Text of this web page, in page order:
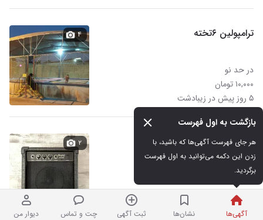
آگهی‌ها
بازگشت به اول فهرست
برگردید.
نشان‌ها ثبت آگهی چت و تماس دیوار من
ترامپولین ۶تخته
در حد نو
۱۰,۰۰۰ تومان
۵ روز پیش در زیبادشت
۴
آمپ گیتار الکتریک ۱۰ وات
کارکرده
۱۹,۰۰۰,۰۰۰ تومان
نردبان شده
در زیبادشت
۲